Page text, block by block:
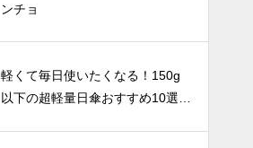
ンチョ
軽くて毎日使いたくなる！150g
以下の超軽量日傘おすすめ10選